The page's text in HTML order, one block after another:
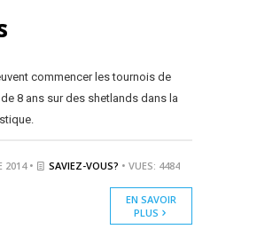
commencer les tournois de
8 ans sur des shetlands dans la
2014 • SAVIEZ-VOUS? • VUES: 4484
EN SAVOIR
PLUS